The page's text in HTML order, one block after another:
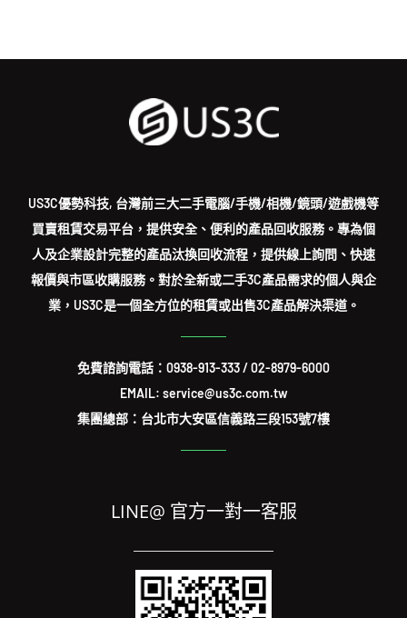
US3C優勢科技, 台灣前三大二手電腦/手機/相機/鏡頭/遊戲機等
買賣租賃交易平台，提供安全、便利的產品回收服務。專為個
人及企業設計完整的產品汰換回收流程，提供線上詢問、快速
報價與市區收購服務。對於全新或二手3C產品需求的個人與企
業，US3C是一個全方位的租賃或出售3C產品解決渠道。
免費諮詢電話： 0938-913-333/02-8979-6000
EMAIL: service@us3c.com.tw
集團總部：台北市大安區信義路三段153號7樓
LINE@ 官方一對一客服